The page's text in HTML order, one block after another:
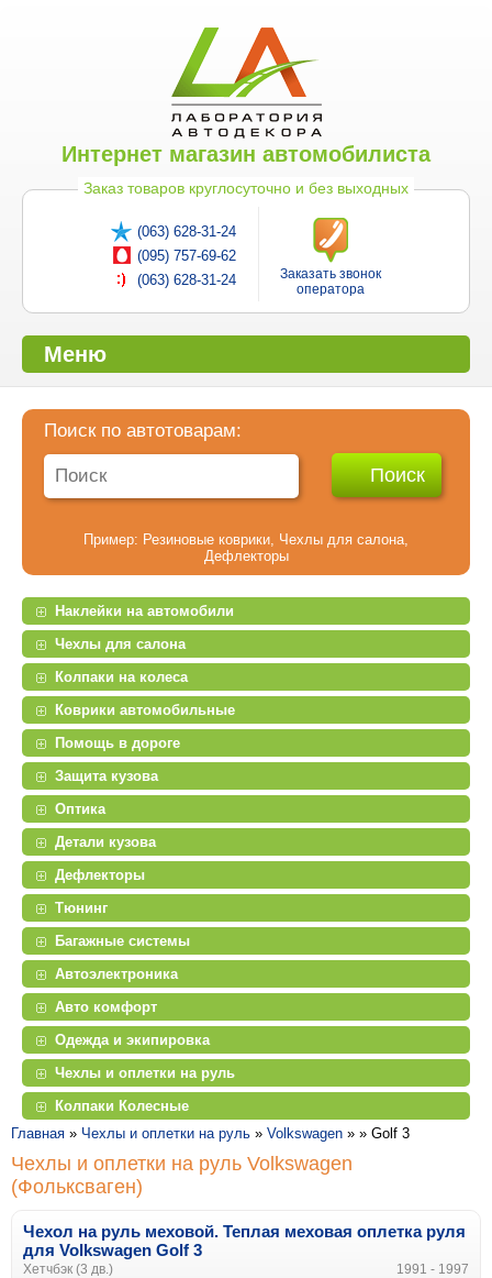
Интернет магазин автомобилиста
Заказ товаров круглосуточно и без выходных
(063) 628-31-24
(095) 757-69-62
(063) 628-31-24
Заказать звонок
оператора
Меню
Поиск по автотоварам:
Пример: Резиновые коврики Чехлы для салона
Дефлекторы
Наклейки на автомобили
Чехлы для салона
Колпаки на колеса
Коврики автомобильные
Помощь в дороге
Защита кузова
Оптика
Детали кузова
Дефлекторы
Тюнинг
Багажные системы
Автоэлектроника
Авто комфорт
Одежда и экипировка
Чехлы и оплетки на руль
Колпаки Колесные
Главная » Чехлы и оплетки на руль » Volkswagen » » Golf 3
Чехлы и оплетки на руль Volkswagen
(Фольксваген)
Чехол на руль меховой. Теплая меховая оплетка руля
для Volkswagen Golf 3
Хетчбэк (3 дв.) 1991 - 1997